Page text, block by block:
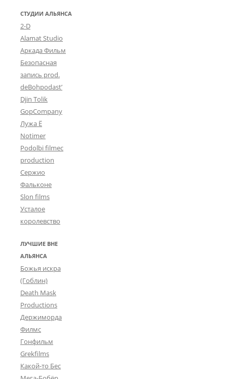
СТУДИИ АЛЬЯНСА
2-D
Alamat Studio
Аркада Фильм
Безопасная
запись prod.
deBohpodast’
Djin Tolik
GopCompany
Лужа Ё
Notimer
Podolbi filmec
production
Сержио
Фальконе
Slon films
Усталое
королевство
ЛУЧШИЕ ВНЕ
АЛЬЯНСА
Божья искра
(Гоблин)
Death Mask
Productions
Держиморда
Филмс
Гонфильм
Grekfilms
Какой-то Бес